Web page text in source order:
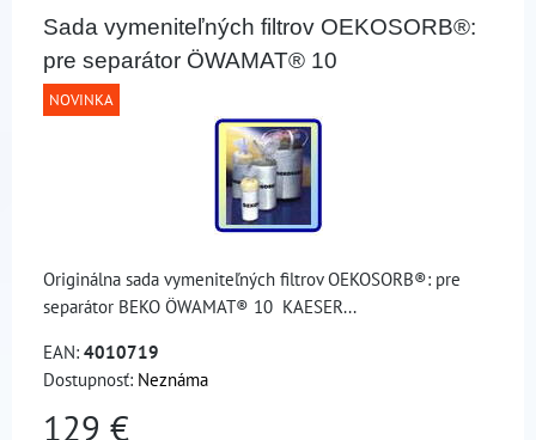
Sada vymeniteľných filtrov OEKOSORB®:
pre separátor ÖWAMAT® 10
NOVINKA
Originálna sada vymeniteľných filtrov OEKOSORB®: pre
separátor BEKO ÖWAMAT® 10 KAESER...
EAN: 4010719
Dostupnosť: Neznáma
129 €